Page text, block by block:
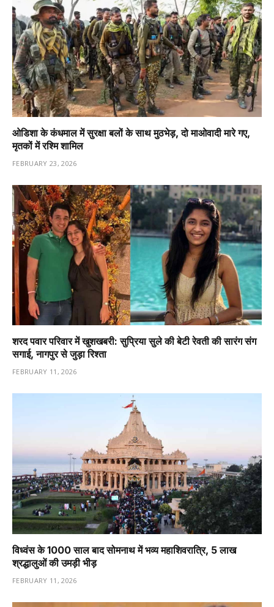
ओडिशा के कंधमाल में सुरक्षा बलों के साथ मुठभेड़, दो माओवादी मारे गए,
मृतकों में रश्मि शामिल
FEBRUARY 23, 2026
शरद पवार परिवार में खुशखबरी: सुप्रिया सुले की बेटी रेवती की सारंग संग
सगाई, नागपुर से जुड़ा रिश्ता
FEBRUARY 11, 2026
विध्वंस के 1000 साल बाद सोमनाथ में भव्य महाशिवरात्रि, 5 लाख
श्रद्धालुओं की उमड़ी भीड़
FEBRUARY 11, 2026